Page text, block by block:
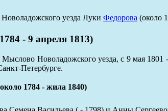
уезда Луки Федорова (около
- 9 апреля 1813)
Новоладожского уезда, с 9 мая
Петербурге.
1784 - жила 1840)